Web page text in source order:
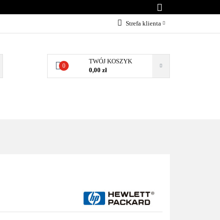
Strefa klienta
Załóż konto
0
TWÓJ KOSZYK
0,00 zł
KONTAKT